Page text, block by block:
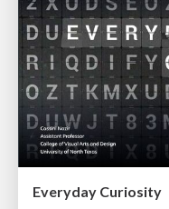
Everyday Curiosity